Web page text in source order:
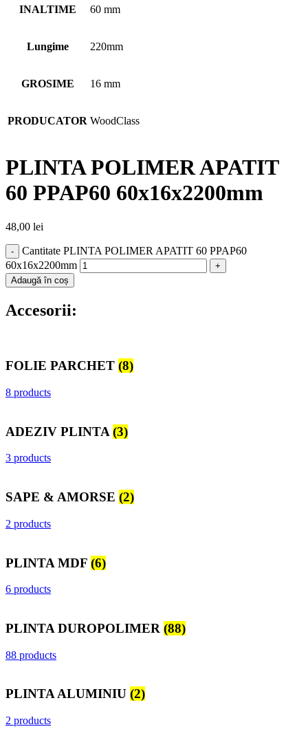
INALTIME 60 mm
Lungime 220mm
GROSIME 16 mm
PRODUCATOR WoodClass
PLINTA POLIMER APATIT
60 PPAP60 60x16x2200mm
48,00 lei
Cantitate PLINTA POLIMER APATIT 60 PPAP60
60x16x2200mm
Adaugă în coș
Accesorii:
FOLIE PARCHET (8)
8 products
ADEZIV PLINTA (3)
3 products
SAPE & AMORSE (2)
2 products
PLINTA MDF (6)
6 products
PLINTA DUROPOLIMER (88)
88 products
PLINTA ALUMINIU (2)
2 products